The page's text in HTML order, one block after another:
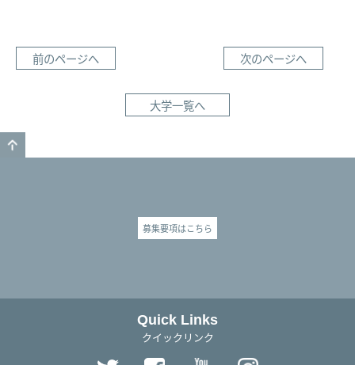
前のページへ 次のページへ
大学一覧へ
募集要項はこちら
Quick Links
クイックリンク